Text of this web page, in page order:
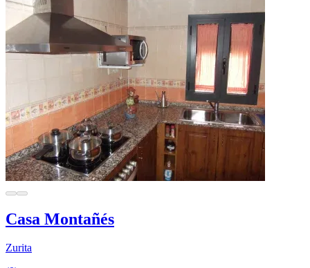
Casa Montañés
Zurita